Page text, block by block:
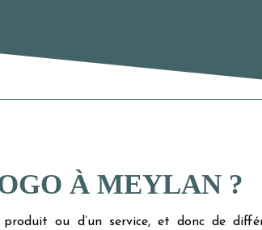
À MEYLAN ?
ou d’un service, et donc de